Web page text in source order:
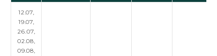
12.07,
19.07,
26.07,
02.08,
09.08,